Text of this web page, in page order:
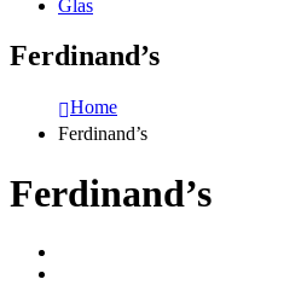
Glas
Ferdinand’s
Home
Ferdinand’s
Ferdinand’s